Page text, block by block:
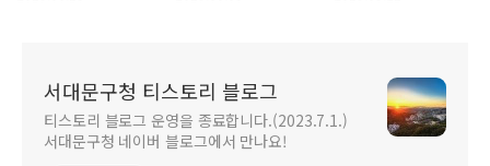
서대문구청 티스토리 블로그
티스토리 블로그 운영을 종료합니다.(2023.7.1.)
서대문구청 네이버 블로그에서 만나요!